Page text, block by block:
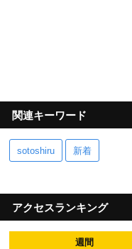
関連キーワード
sotoshiru 新着
アクセスランキング
週間